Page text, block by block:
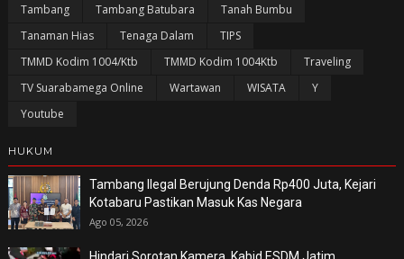
Tambang
Tambang Batubara
Tanah Bumbu
Tanaman Hias
Tenaga Dalam
TIPS
TMMD Kodim 1004/Ktb
TMMD Kodim 1004Ktb
Traveling
TV Suarabamega Online
Wartawan WISATA
Y
Youtube
HUKUM
Tambang Ilegal Berujung Denda Rp400 Juta, Kejari
Kotabaru Pastikan Masuk Kas Negara
Ago 05, 2026